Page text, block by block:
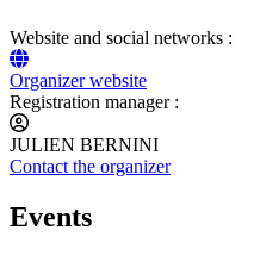
Website and social networks :
Organizer website
Registration manager :
JULIEN BERNINI
Contact the organizer
Events